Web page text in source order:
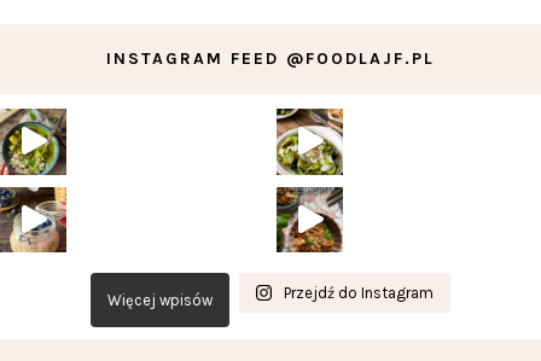
INSTAGRAM FEED @FOODLAJF.PL
Więcej wpisów Przejdź do Instagram